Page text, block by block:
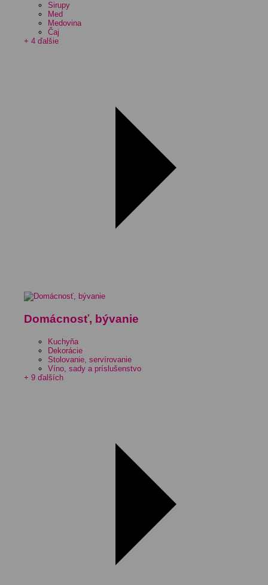
Sirupy
Med
Medovina
Čaj
+ 4 ďalšie
Domácnosť, bývanie
Kuchyňa
Dekorácie
Stolovanie, servírovanie
Víno, sady a príslušenstvo
+ 9 ďalších